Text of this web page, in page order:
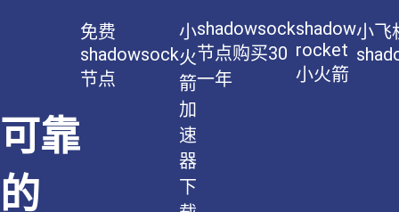
可靠
的
免费
shadowsock
节点
小
火
箭
加
速
器
下
shadowsock
节点购买30
一年
shadow
rocket
小火箭
小飞